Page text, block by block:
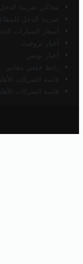
محاكي ضريبة
ضريبة الدخل
أسعار السيارات
أخبار تروفيت
أخبار تونس
رابط خلفي مجاني
قائمة الشركات
قائمة الشركات